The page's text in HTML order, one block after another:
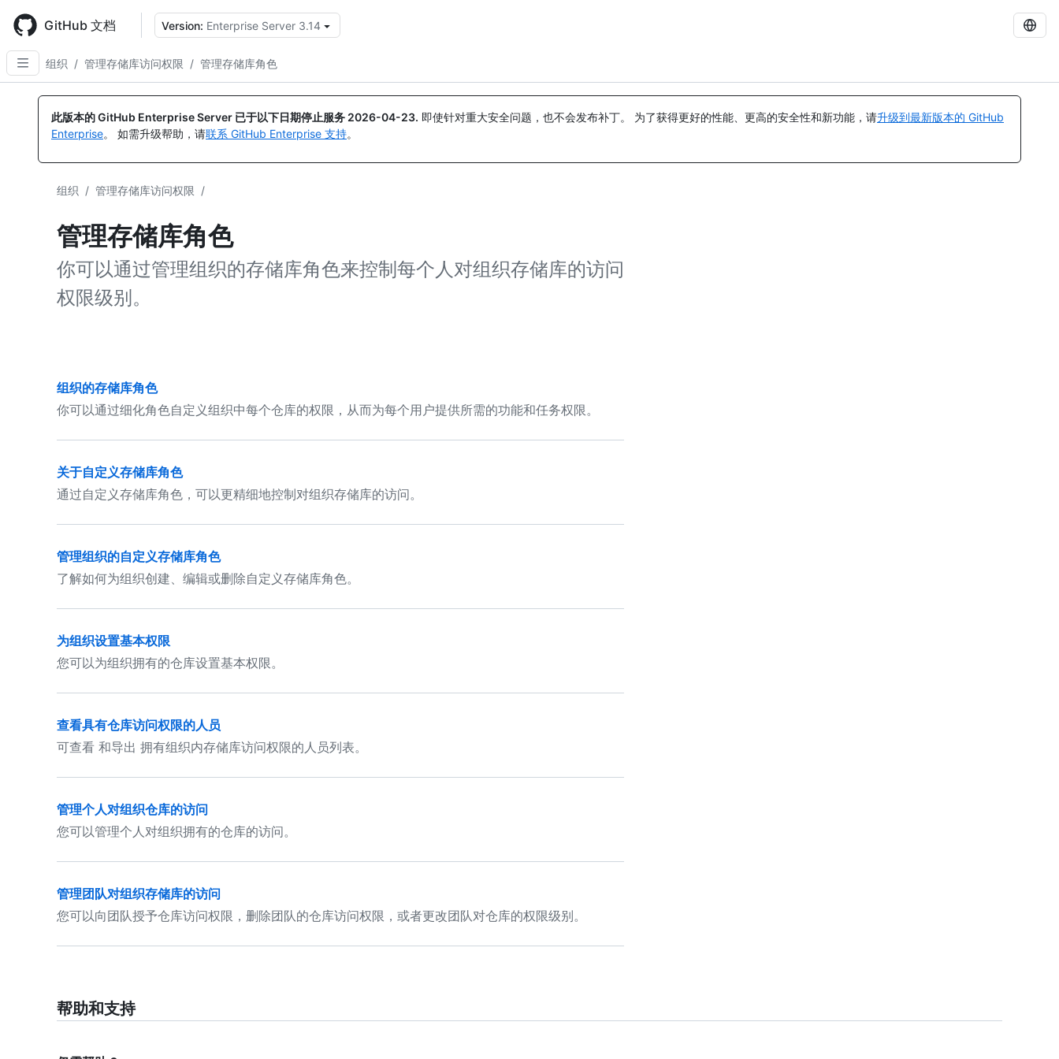
main
content
GitHub 文档 Version: Enterprise Server 3.14
组织 / 管理存储库访问权限 / 管理存储库角色
此版本的 GitHub Enterprise Server 已于以下日期停止服务 2026-04-23. 即使针对重大安全问题，也不会发布补丁。 为了获得更好的性能、更高的安全性和新功能，请升级到最新版本的 GitHub
Enterprise。 如需升级帮助，请联系 GitHub Enterprise 支持。
组织 / 管理存储库访问权限 /
管理存储库角色
你可以通过管理组织的存储库角色来控制每个人对组织存储库的访问
权限级别。
组织的存储库角色
你可以通过细化角色自定义组织中每个仓库的权限，从而为每个用户提供所需的功能和任务权限。
关于自定义存储库角色
通过自定义存储库角色，可以更精细地控制对组织存储库的访问。
管理组织的自定义存储库角色
了解如何为组织创建、编辑或删除自定义存储库角色。
为组织设置基本权限
您可以为组织拥有的仓库设置基本权限。
查看具有仓库访问权限的人员
可查看 和导出 拥有组织内存储库访问权限的人员列表。
管理个人对组织仓库的访问
您可以管理个人对组织拥有的仓库的访问。
管理团队对组织存储库的访问
您可以向团队授予仓库访问权限，删除团队的仓库访问权限，或者更改团队对仓库的权限级别。
帮助和支持